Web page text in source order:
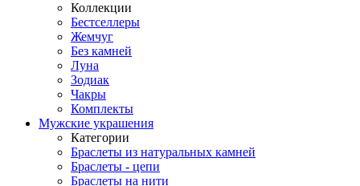
Коллекции
Бестселлеры
Жемчуг
Без камней
Луна
Зодиак
Чакры
Комплекты
Мужские украшения
Категории
Браслеты из натуральных камней
Браслеты - цепи
Браслеты на нити